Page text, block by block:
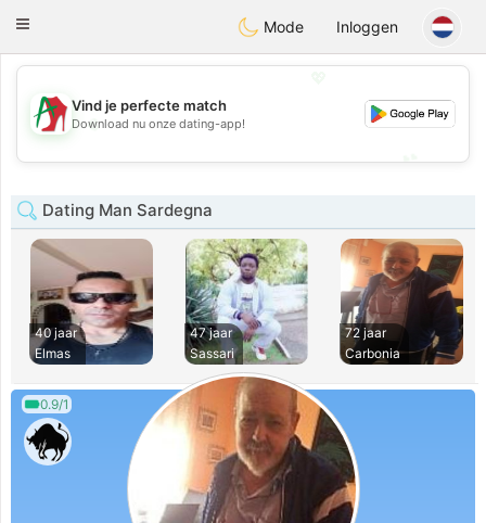
AmamiOra
Toggle
Mode Inloggen
💖
💕
Vind je perfecte match
Download nu onze dating-app!
Dating Man Sardegna
40 jaar
Elmas
47 jaar
Sassari
72 jaar
Carbonia
0.9/1